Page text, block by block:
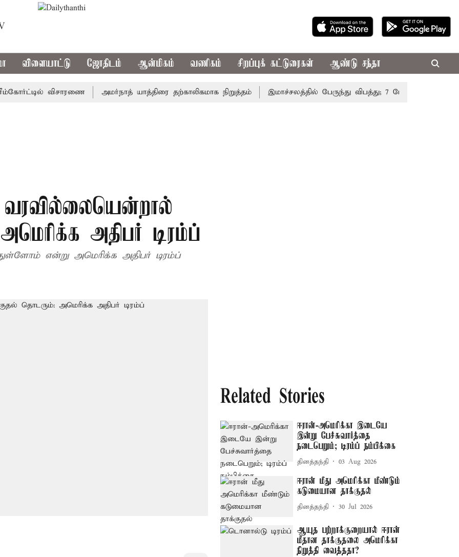
விளையாட்டு ஜோதிடம் ஆன்மிகம் வணிகம் சிறப்புக் கட்டுரைகள் ஆண்டு சந்தா
விசாரணை அமர்நாத் யாத்திரை தற்காலிகமாக நிறுத்தம் இமாச்சலத்தில் பேருந்து விபத்து; 7 பேர் பலி - பிரதமர்
வரவில்லையென்றால்
அதிபர் டிரம்ப்
என்று அமெரிக்க அதிபர் டிரம்ப்
Related Stories
ஈரான்-அமெரிக்கா இடையே
இன்று பேச்சுவார்த்தை
நடைபெறும்; டிரம்ப் நம்பிக்கை
தினத்தந்தி 03 Aug 2026
ஈரான் மீது அமெரிக்கா மீண்டும்
கடுமையான தாக்குதல்
தினத்தந்தி 30 Jul 2026
ஆயுத பற்றாக்குறையால் ஈரான்
மீதான தாக்குதலை அமெரிக்கா
நிறுத்தி வைத்ததா?